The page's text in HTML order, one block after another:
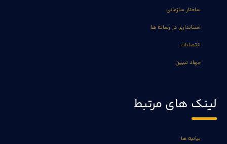
ساختار سازمانی
استانداری در رسانه ها
انتصابات
جهاد تبیین
لینک های مرتبط
بیانیه ها